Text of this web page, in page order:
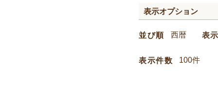
表示オプション
並び順 表
表示件数